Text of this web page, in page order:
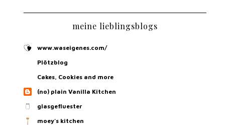
meine lieblingsblogs
www.waseigenes.com/
Plötzblog
Cakes, Cookies and more
(no) plain Vanilla Kitchen
glasgefluester
moey's kitchen